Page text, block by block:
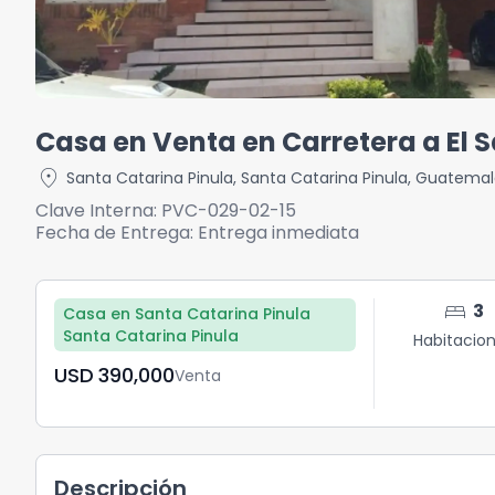
Casa en Venta en Carretera a El
location_on Santa Catarina Pinula, Santa Catarina Pinula,
Clave Interna: PVC-029-02-15
Fecha de Entrega: Entrega inmediata
Casa en Santa Catarina Pinula
Santa Catarina Pinula
USD	390,000Venta
bed 3
Descripción